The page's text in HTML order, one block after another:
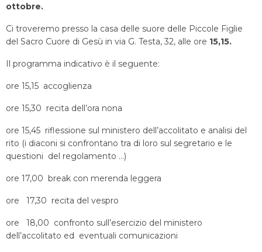
ottobre.
Ci troveremo presso la casa delle suore delle Piccole Figlie
del Sacro Cuore di Gesù in via G. Testa, 32, alle ore 15,15.
Il programma indicativo è il seguente:
ore 15,15 accoglienza
ore 15,30 recita dell’ora nona
ore 15,45 riflessione sul ministero dell’accolitato e analisi del
rito (i diaconi si confrontano tra di loro sul segretario e le
questioni del regolamento …)
ore 17,00 break con merenda leggera
ore 17,30 recita del vespro
ore 18,00 confronto sull’esercizio del ministero
dell’accolitato ed eventuali comunicazioni